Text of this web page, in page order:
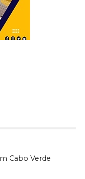
Cabo Verde